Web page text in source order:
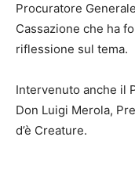
Procuratore
Cassazione che ha
riflessione sul tema.
Intervenuto anche il
Don Luigi Merola,
d’è Creature.